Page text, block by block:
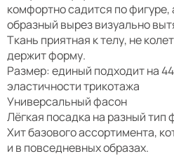
комфортно садится по фигуре,
образный вырез визуально
Ткань приятная к телу, не
держит форму.
Размер: единый подходит на
эластичности трикотажа
Универсальный фасон
Лёгкая посадка на разный тип
Хит базового ассортимента,
и в повседневных образах.